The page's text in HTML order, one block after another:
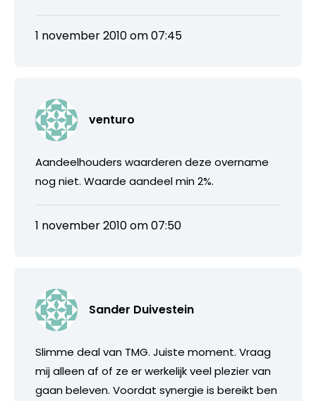
1 november 2010 om 07:45
venturo
Aandeelhouders waarderen deze overname
nog niet. Waarde aandeel min 2%.
1 november 2010 om 07:50
Sander Duivestein
Slimme deal van TMG. Juiste moment. Vraag
mij alleen af of ze er werkelijk veel plezier van
gaan beleven. Voordat synergie is bereikt ben